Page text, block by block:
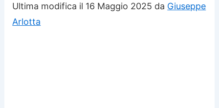
Ultima modifica il 16 Maggio 2025 da Giuseppe
Arlotta